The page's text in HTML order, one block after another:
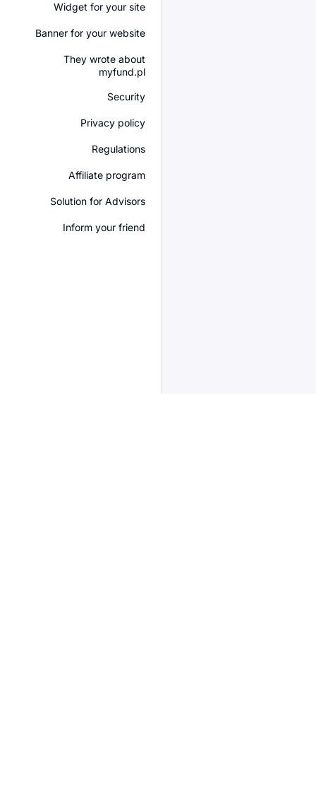
Widget for your site
Banner for your website
They wrote about
myfund.pl
Security
Privacy policy
Regulations
Affiliate program
Solution for Advisors
Inform your friend